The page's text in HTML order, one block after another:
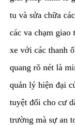
tu và sửa chữa
các va chạm giao
xe với các thanh
quang rõ nét là
quản lý hiện đại
tuyệt đối cho cư
trường mà sự an